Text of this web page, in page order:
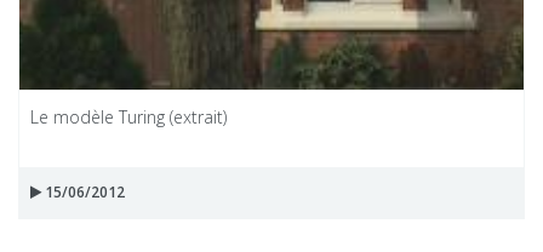
Le modèle Turing (extrait)
15/06/2012